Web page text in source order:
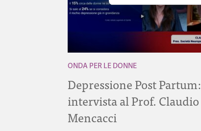
ONDA PER LE DONNE
Depressione Post Partum:
intervista al Prof. Claudio
Mencacci